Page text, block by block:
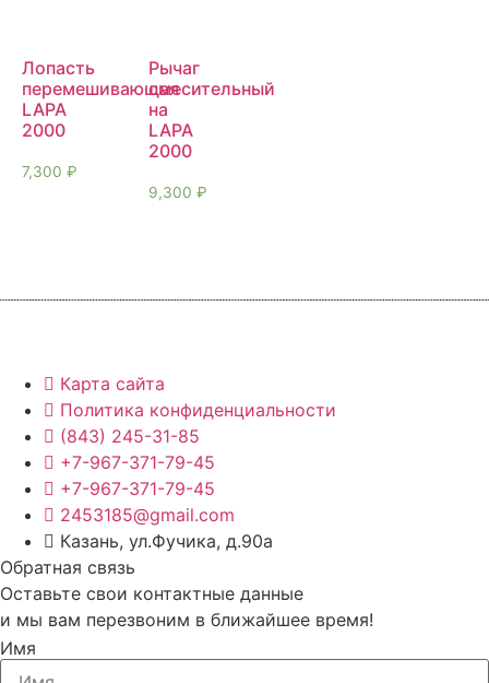
Лопасть
перемешивающая
LAPA
2000
7,300 ₽
Рычаг
смесительный
на
LAPA
2000
9,300 ₽
Карта сайта
Политика конфиденциальности
(843) 245-31-85
+7-967-371-79-45
+7-967-371-79-45
2453185@gmail.com
Казань, ул.Фучика, д.90а
Обратная связь
Оставьте свои контактные данные
и мы вам перезвоним в ближайшее время!
Имя